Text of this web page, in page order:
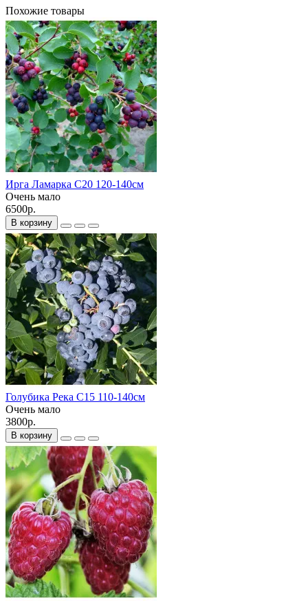
Похожие товары
Ирга Ламарка С20 120-140см
Очень мало
6500р.
В корзину
Голубика Река С15 110-140см
Очень мало
3800р.
В корзину